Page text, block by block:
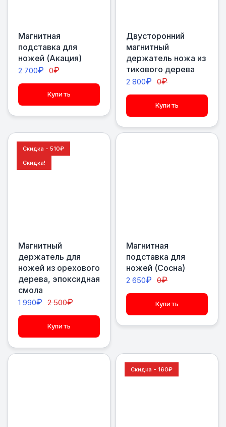
Магнитная
подставка для
ножей (Акация)
2 700₽ 0₽
Купить
Двусторонний
магнитный
держатель ножа из
тикового дерева
2 800₽ 0₽
Купить
Скидка - 510₽
Скидка!
Магнитный
держатель для
ножей из орехового
дерева, эпоксидная
смола
1 990₽ 2 500₽
Купить
Магнитная
подставка для
ножей (Сосна)
2 650₽ 0₽
Купить
Скидка - 160₽